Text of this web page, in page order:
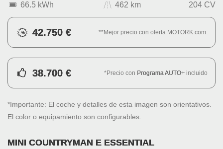
66.5 kWh 462 km 204 CV
42.750 € **Mejor precio con oferta MOTORK.com.
38.700 € *Precio con Programa AUTO+ incluido
*Importante: El coche y detalles de esta imagen son orientativos.
El color o equipamiento son configurables.
MINI COUNTRYMAN E ESSENTIAL